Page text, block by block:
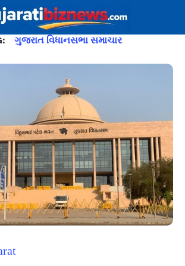
ગુજરાત વિધાનસભા સમાચાર